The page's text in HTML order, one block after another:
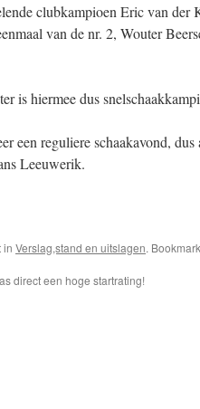
clubkampioen Eric van der
van de nr. 2, Wouter
is hiermee dus
een reguliere schaakavond,
Leeuwerik.
in Verslag,stand en uitslagen.
direct een hoge startrating!